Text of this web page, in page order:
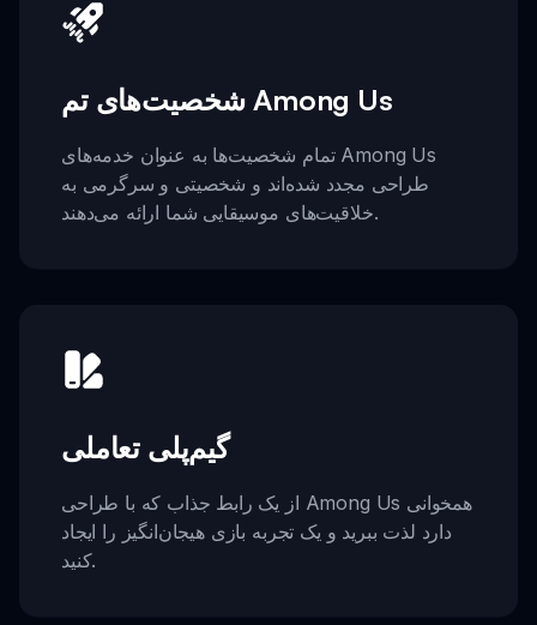
شخصیت‌های تم Among Us
تمام شخصیت‌ها به عنوان خدمه‌های Among Us
طراحی مجدد شده‌اند و شخصیتی و سرگرمی به
خلاقیت‌های موسیقایی شما ارائه می‌دهند.
گیم‌پلی تعاملی
از یک رابط جذاب که با طراحی Among Us همخوانی
دارد لذت ببرید و یک تجربه بازی هیجان‌انگیز را ایجاد
کنید.